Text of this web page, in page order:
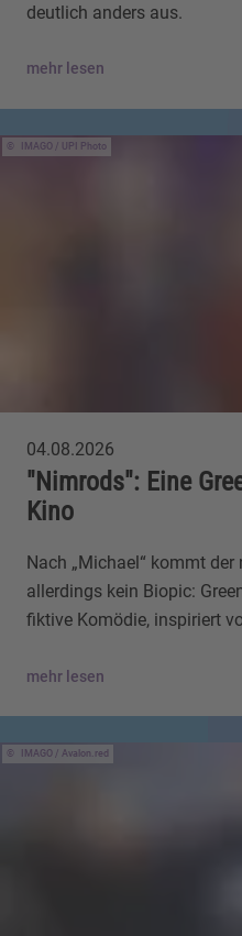
deutlich anders aus.
mehr lesen
IMAGO / UPI Photo
04.08.2026
"Nimrods": Eine
Kino
Nach „Michael“ kommt
allerdings kein Biopic:
fiktive Komödie, inspiriert
mehr lesen
IMAGO / Avalon.red